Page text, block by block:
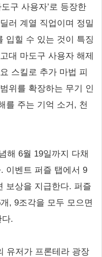
구 사용자’로 등장한
러 계열 직업이며 정밀
입힐 수 있는 것이 특징
대 마도구 사용자 해제
스킬로 추가 마법 피
위를 확장하는 무기 인
를 주는 기억 소거, 천
해 6월 19일까지 다채
이벤트 퍼즐 탭에서 9
보상을 지급한다. 퍼즐
, 9조각을 모두 모으면
다.
유저가 프론테라 광장